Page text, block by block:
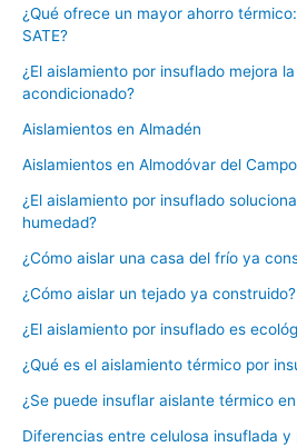
¿Qué ofrece un mayor ahorro
SATE?
¿El aislamiento por insuflado mejora
acondicionado?
Aislamientos en Almadén
Aislamientos en Almodóvar del Campo
¿El aislamiento por insuflado
humedad?
¿Cómo aislar una casa del frío ya
¿Cómo aislar un tejado ya construido?
¿El aislamiento por insuflado es
¿Qué es el aislamiento térmico por
¿Se puede insuflar aislante térmico
Diferencias entre celulosa insuflada y